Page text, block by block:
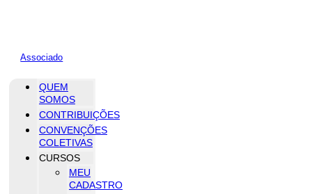
Associado
QUEM
SOMOS
CONTRIBUIÇÕES
CONVENÇÕES
COLETIVAS
CURSOS
MEU
CADASTRO